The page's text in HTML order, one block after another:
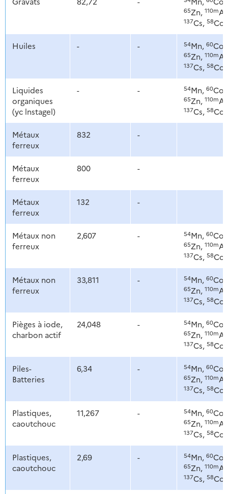
65Zn, 110m
137Cs, 58Co
Huiles - - 54Mn, 60Co,
65Zn, 110m
137Cs, 58Co
Liquides
organiques
(yc lnstagel)
- - 54Mn, 60Co,
65Zn, 110m
137Cs, 58Co
Métaux
ferreux
832 -
Métaux
ferreux
800 -
Métaux
ferreux
132 -
Métaux non
ferreux
2,607 - 54Mn, 60Co,
65Zn, 110m
137Cs, 58Co
Métaux non
ferreux
33,811 - 54Mn, 60Co,
65Zn, 110m
137Cs, 58Co
Pièges à iode,
charbon actif
24,048 - 54Mn, 60Co,
65Zn, 110m
137Cs, 58Co
Piles-
Batteries
6,34 - 54Mn, 60Co,
65Zn, 110m
137Cs, 58Co
Plastiques,
caoutchouc
11,267 - 54Mn, 60Co,
65Zn, 110m
137Cs, 58Co
Plastiques,
caoutchouc
2,69 - 54Mn, 60Co,
65Zn, 110m
137Cs, 58Co